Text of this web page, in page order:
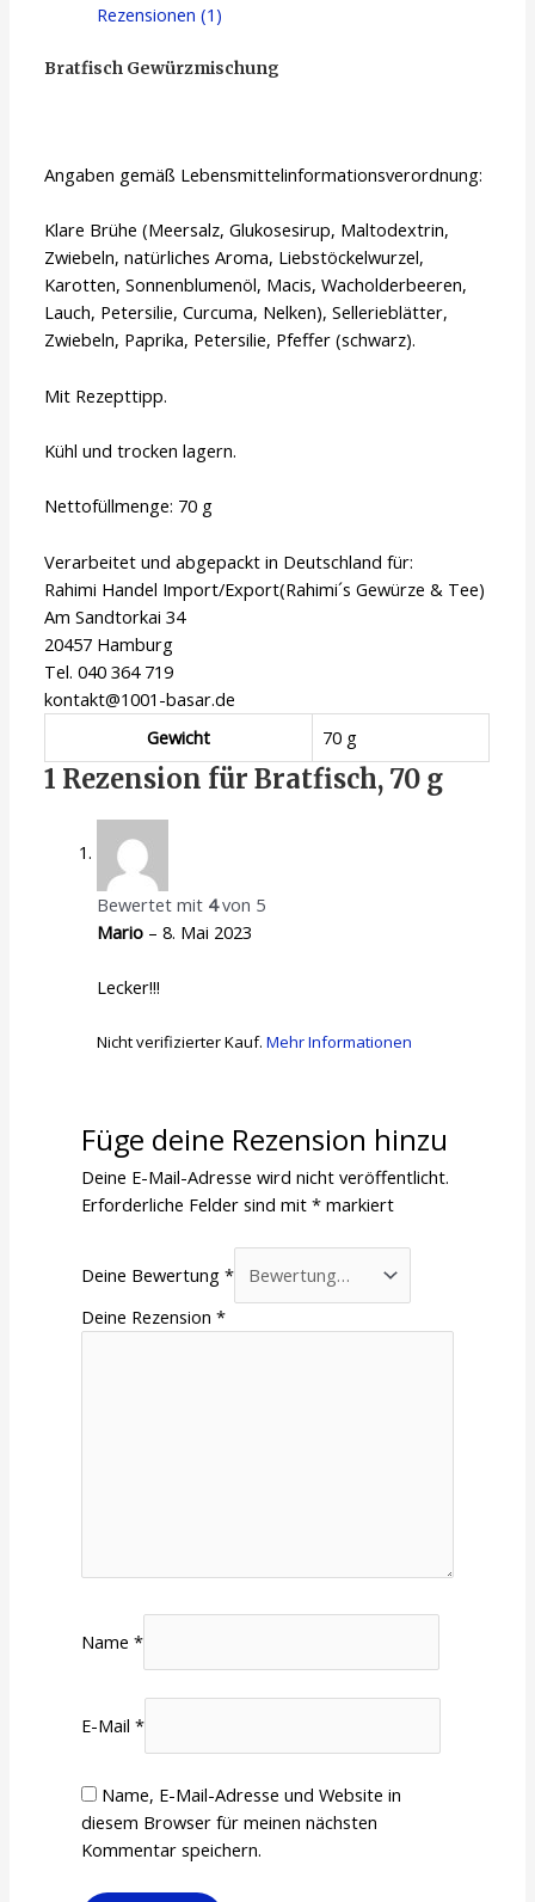
Rezensionen (1)
Bratfisch Gewürzmischung
Angaben gemäß Lebensmittelinformationsverordnung:
Klare Brühe (Meersalz, Glukosesirup, Maltodextrin,
Zwiebeln, natürliches Aroma, Liebstöckelwurzel,
Karotten, Sonnenblumenöl, Macis, Wacholderbeeren,
Lauch, Petersilie, Curcuma, Nelken), Sellerieblätter,
Zwiebeln, Paprika, Petersilie, Pfeffer (schwarz).
Mit Rezepttipp.
Kühl und trocken lagern.
Nettofüllmenge: 70 g
Verarbeitet und abgepackt in Deutschland für:
Rahimi Handel Import/Export(Rahimi´s Gewürze & Tee)
Am Sandtorkai 34
20457 Hamburg
Tel. 040 364 719
kontakt@1001-basar.de
Gewicht
70 g
1 Rezension fürBratfisch, 70 g
Bewertet mit 4von 5
Mario – 8. Mai 2023
Lecker!!!
Nicht verifizierter Kauf. Mehr Informationen
Füge deine Rezension hinzu
Deine E-Mail-Adresse wird nicht veröffentlicht.
Erforderliche Felder sind mit* markiert
Deine Bewertung*
Deine Rezension*
Name*
E-Mail*
Name, E-Mail-Adresse und Website in
diesem Browser für meinen nächsten
Kommentar speichern.